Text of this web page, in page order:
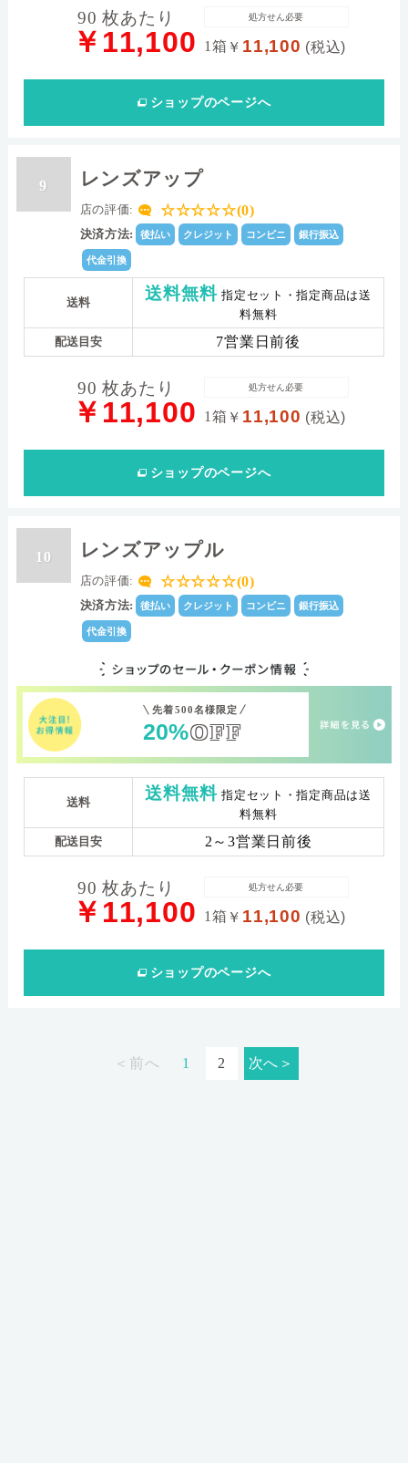
90 枚あたり
￥11,100 1箱 ￥ 11,100 (税込)
処方せん必要
ショップのページへ
9 レンズアップ
店の評価: ☆☆☆☆☆(0)
決済方法: 後払い クレジット コンビニ 銀行振込
代金引換
送料 送料無料 指定セット・指定商品は送
料無料
配送目安 7営業日前後
90 枚あたり
￥11,100 1箱 ￥ 11,100 (税込)
処方せん必要
ショップのページへ
10 レンズアップル
店の評価: ☆☆☆☆☆(0)
決済方法: 後払い クレジット コンビニ 銀行振込
代金引換
先着500名様限定
20%OFF
送料 送料無料 指定セット・指定商品は送
料無料
配送目安 2～3営業日前後
90 枚あたり
￥11,100 1箱 ￥ 11,100 (税込)
処方せん必要
ショップのページへ
＜前へ 1 2 次へ＞